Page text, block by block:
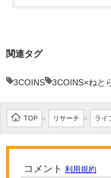
関連タグ
3COINS 3COINS×ねと
TOP > リサーチ > ライ